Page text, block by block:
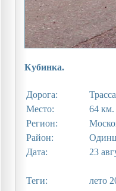
Кубинка.
Дорога:
Место:
64 км.
Регион:
Район:
Дата:
23
Теги: лето